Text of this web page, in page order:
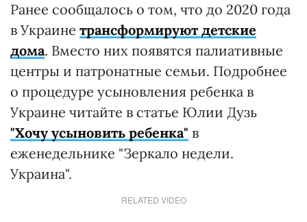
Ранее сообщалось о том, что до 2020 года
в Украине трансформируют детские
дома. Вместо них появятся палиативные
центры и патронатные семьи. Подробнее
о процедуре усыновления ребенка в
Украине читайте в статье Юлии Дузь
"Хочу усыновить ребенка" в
еженедельнике "Зеркало недели.
Украина".
RELATED VIDEO